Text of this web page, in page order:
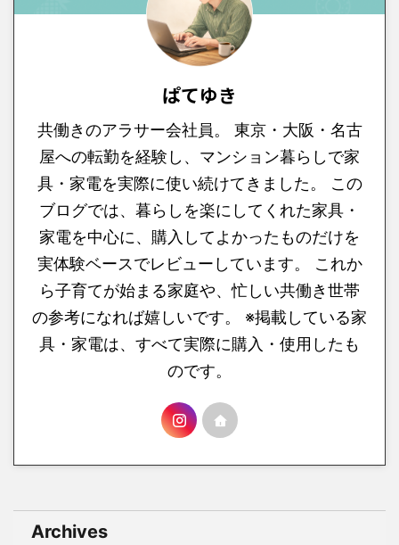
ぱてゆき
共働きのアラサー会社員。 東京・大阪・名古
屋への転勤を経験し、マンション暮らしで家
具・家電を実際に使い続けてきました。 この
ブログでは、暮らしを楽にしてくれた家具・
家電を中心に、購入してよかったものだけを
実体験ベースでレビューしています。 これか
ら子育てが始まる家庭や、忙しい共働き世帯
の参考になれば嬉しいです。 ※掲載している家
具・家電は、すべて実際に購入・使用したも
のです。
Archives